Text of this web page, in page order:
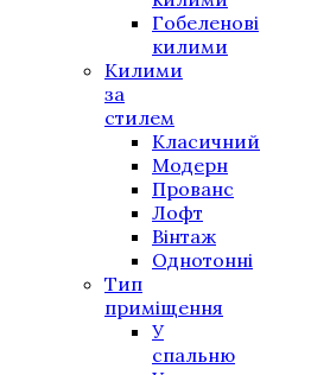
Гобеленові
килими
Килими
за
стилем
Класичний
Модерн
Прованс
Лофт
Вінтаж
Однотонні
Тип
приміщення
У
спальню